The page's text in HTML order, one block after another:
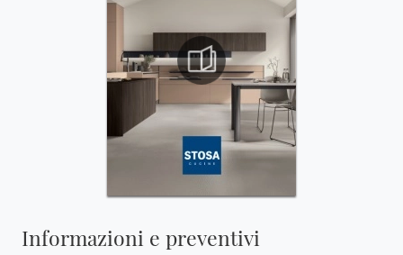
Informazioni e preventivi